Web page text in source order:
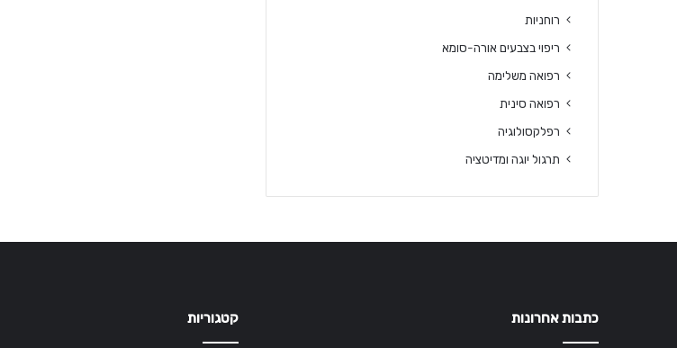
רוחניות
ריפוי בצבעים אורה-סומא
רפואה משלימה
רפואה סינית
רפלקסולוגיה
תרגול יוגה ומדיטציה
כתבות אחרונות קטגוריות